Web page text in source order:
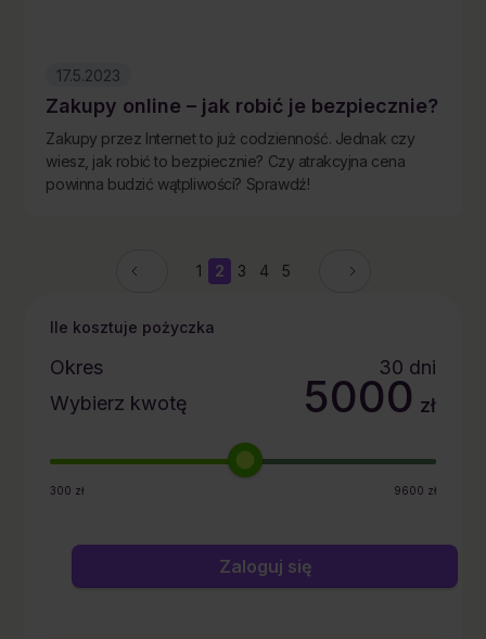
17.5.2023
Zakupy online – jak robić je bezpiecznie?
Zakupy przez Internet to już codzienność. Jednak czy
wiesz, jak robić to bezpiecznie? Czy atrakcyjna cena
powinna budzić wątpliwości? Sprawdź!
1 2 3 4 5
Ile kosztuje pożyczka
Okres 30 dni
Wybierz kwotę
5000 zł
300 zł 9600 zł
Zaloguj się